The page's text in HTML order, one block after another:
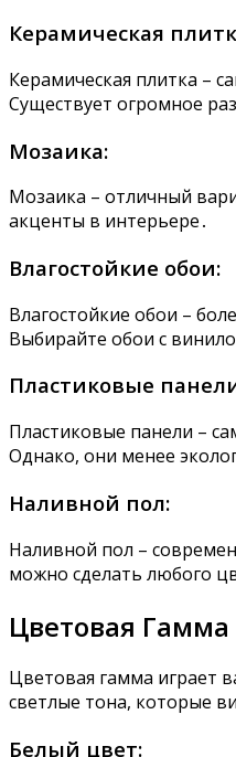
Керамическая
Керамическая плитка –
Существует огромное
Мозаика:
Мозаика – отличный
акценты в интерьере․
Влагостойкие обои:
Влагостойкие обои –
Выбирайте обои с
Пластиковые
Пластиковые панели –
Однако, они менее
Наливной пол:
Наливной пол –
можно сделать любого
Цветовая
Цветовая гамма играет
светлые тона, которые
Белый цвет: